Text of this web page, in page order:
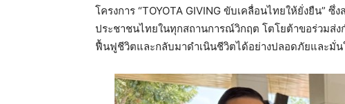
โครงการ “TOYOTA GIVING ขับเคลื่อนไทยให้ยั่งยืน”
ประชาชนไทยในทุกสถานการณ์วิกฤต โตโยต้าขอร่วมส่
ฟื้นฟูชีวิตและกลับมาดำเนินชีวิตได้อย่างปลอดภัยและมั่น